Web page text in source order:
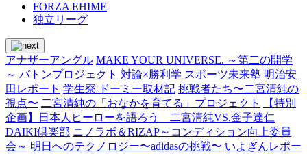
FORZA EHIME
独立リーグ
アナザーアングル MAKE YOUR UNIVERSE. ～第二の開学
～ バトンプロジェクト 対論×勝利学 スポーツ未来塾 明治安
田レポート 学生寮 ドーミー取材記 挑戦者たち〜二宮清純の
視点〜 二宮清純の「おなかを育てる」プロジェクト
【特別
企画】日本人ヒーローを語ろう 二宮清純VS.金子達仁
DAIKI倶楽部 ニノラボ＆RIZAP～コンディション向上委員
会～ 明日へのテクノロジー〜adidasの挑戦〜 いよぎんレポー